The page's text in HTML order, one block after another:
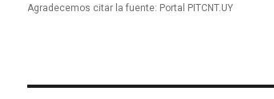
Agradecemos citar la fuente: Portal PITCNT.UY